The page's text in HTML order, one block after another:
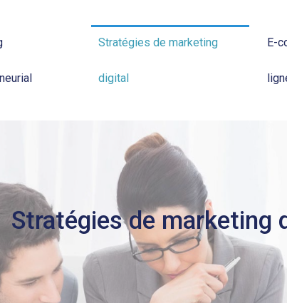
Stratégies de marketing
digital
E-
Stratégies de marketing